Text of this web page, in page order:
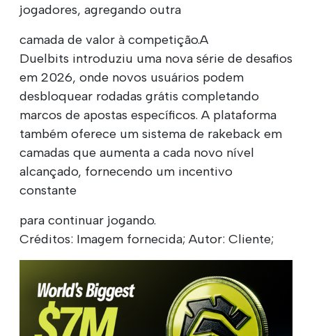
jogadores, agregando outra
camada de valor à competição.A
Duelbits introduziu uma nova série de desafios
em 2026, onde novos usuários podem
desbloquear rodadas grátis completando
marcos de apostas específicos. A plataforma
também oferece um sistema de rakeback em
camadas que aumenta a cada novo nível
alcançado, fornecendo um incentivo
constante
para continuar jogando.
Créditos: Imagem fornecida; Autor: Cliente;